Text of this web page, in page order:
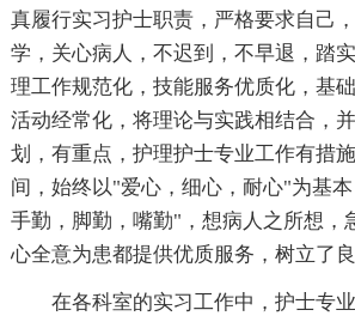
真履行实习护士职责，严格要求自己
学，关心病人，不迟到，不早退，踏
理工作规范化，技能服务优质化，基
活动经常化，将理论与实践相结合，
划，有重点，护理护士专业工作有措
间，始终以"爱心，细心，耐心"为基本
手勤，脚勤，嘴勤"，想病人之所想，
心全意为患都提供优质服务，树立了良
在各科室的实习工作中，护士专业